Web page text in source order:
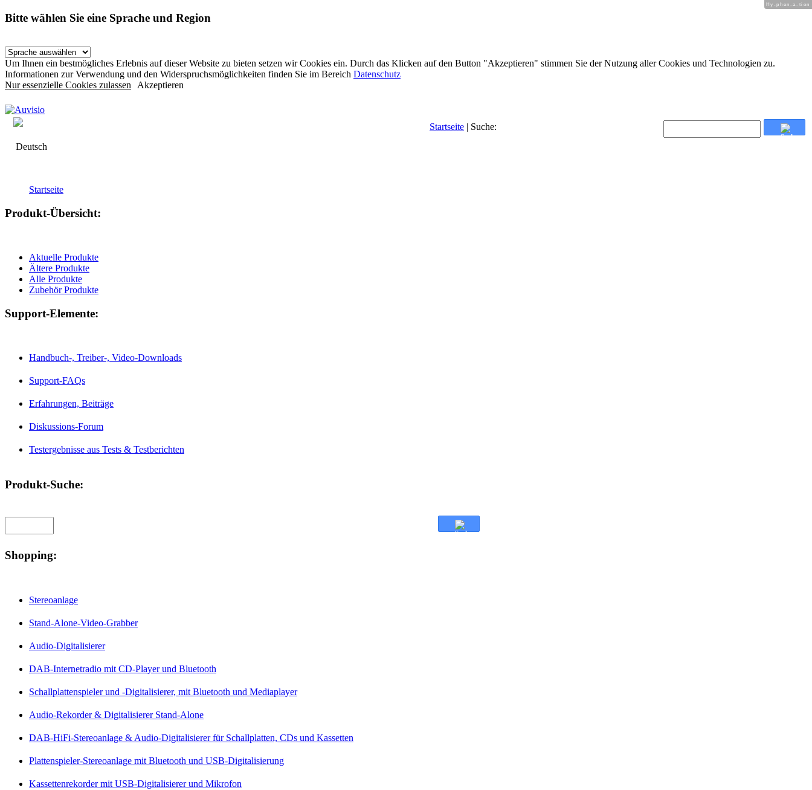
Bitte wählen Sie eine Sprache und Region
Um Ihnen ein bestmögliches Erlebnis auf dieser Website zu bieten setzen wir Cookies ein. Durch das Klicken auf den Button "Akzeptieren" stimmen Sie der Nutzung aller Cookies und Technologien zu.
Informationen zur Verwendung und den Widerspruchsmöglichkeiten finden Sie im Bereich Datenschutz
Nur essenzielle Cookies zulassen Akzeptieren
Deutsch
Startseite | Suche:
Startseite
Produkt-Übersicht:
Aktuelle Produkte
Ältere Produkte
Alle Produkte
Zubehör Produkte
Support-Elemente:
Handbuch-, Treiber-, Video-Downloads
Support-FAQs
Erfahrungen, Beiträge
Diskussions-Forum
Testergebnisse aus Tests & Testberichten
Produkt-Suche:
Shopping:
Stereoanlage
Stand-Alone-Video-Grabber
Audio-Digitalisierer
DAB-Internetradio mit CD-Player und Bluetooth
Schallplattenspieler und -Digitalisierer, mit Bluetooth und Mediaplayer
Audio-Rekorder & Digitalisierer Stand-Alone
DAB-HiFi-Stereoanlage & Audio-Digitalisierer für Schallplatten, CDs und Kassetten
Plattenspieler-Stereoanlage mit Bluetooth und USB-Digitalisierung
Kassettenrekorder mit USB-Digitalisierer und Mikrofon
Hy-phen-a-tion